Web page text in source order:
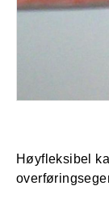
Høyfleksibel